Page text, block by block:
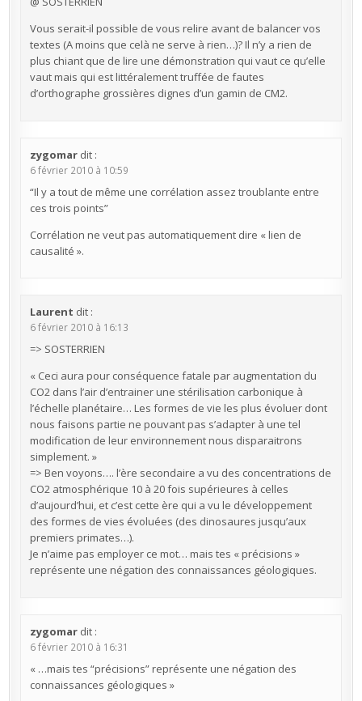
Vous serait-il possible de vous relire avant de balancer vos
textes (A moins que celà ne serve à rien…)? Il n’y a rien de
plus chiant que de lire une démonstration qui vaut ce qu’elle
vaut mais qui est littéralement truffée de fautes
d’orthographe grossières dignes d’un gamin de CM2.
zygomar dit :
6 février 2010 à 10:59
“Il y a tout de même une corrélation assez troublante entre
ces trois points”
Corrélation ne veut pas automatiquement dire « lien de
causalité ».
Laurent dit :
6 février 2010 à 16:13
=> SOSTERRIEN
« Ceci aura pour conséquence fatale par augmentation du
CO2 dans l’air d’entrainer une stérilisation carbonique à
l’échelle planétaire… Les formes de vie les plus évoluer dont
nous faisons partie ne pouvant pas s’adapter à une tel
modification de leur environnement nous disparaitrons
simplement. »
=> Ben voyons…. l’ère secondaire a vu des concentrations de
CO2 atmosphérique 10 à 20 fois supérieures à celles
d’aujourd’hui, et c’est cette ère qui a vu le développement
des formes de vies évoluées (des dinosaures jusqu’aux
premiers primates…).
Je n’aime pas employer ce mot… mais tes « précisions »
représente une négation des connaissances géologiques.
zygomar dit :
6 février 2010 à 16:31
« …mais tes “précisions” représente une négation des
connaissances géologiques »